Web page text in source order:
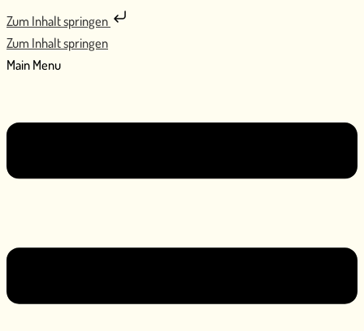
Zum Inhalt springen
Zum Inhalt springen
Main Menu